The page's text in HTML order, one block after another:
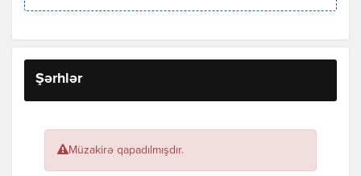
Şərhlər
Müzakirə qapadılmışdır.